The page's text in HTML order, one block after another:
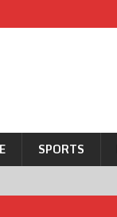
SPORTS